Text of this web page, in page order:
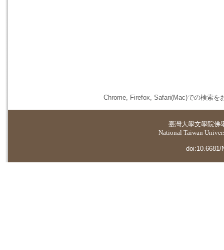
Chrome, Firefox, Safari(Mac)での検索を
臺灣大學文學院佛
National Taiwan
doi:10.6681/